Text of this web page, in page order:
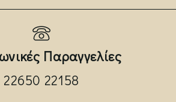
Παραγγελίες
22650 22158